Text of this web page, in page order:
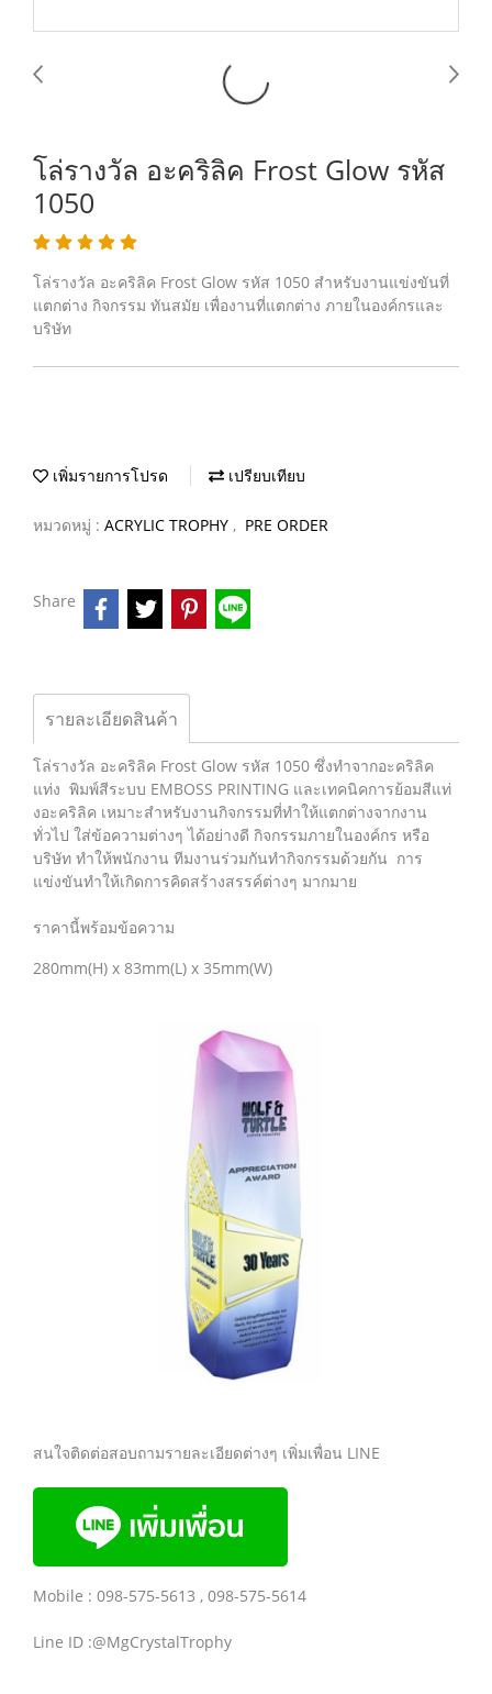
โล่รางวัล อะคริลิค Frost Glow รหัส
1050
โล่รางวัล อะคริลิค Frost Glow รหัส 1050 สำหรับงานแข่งขันที่
แตกต่าง กิจกรรม ทันสมัย เพื่องานที่แตกต่าง ภายในองค์กรและ
บริษัท
เพิ่มรายการโปรด เปรียบเทียบ
หมวดหมู่ : ACRYLIC TROPHY , PRE ORDER
Share
รายละเอียดสินค้า
โล่รางวัล อะคริลิค Frost Glow รหัส 1050 ซึ่งทำจากอะคริลิค
แท่ง พิมพ์สีระบบ EMBOSS PRINTING และเทคนิคการย้อมสีแท่
งอะคริลิค เหมาะสำหรับงานกิจกรรมที่ทำให้แตกต่างจากงาน
ทั่วไป ใส่ข้อความต่างๆ ได้อย่างดี กิจกรรมภายในองค์กร หรือ
บริษัท ทำให้พนักงาน ทีมงานร่วมกันทำกิจกรรมด้วยกัน การ
แข่งขันทำให้เกิดการคิดสร้างสรรค์ต่างๆ มากมาย
ราคานี้พร้อมข้อความ
280mm(H) x 83mm(L) x 35mm(W)
สนใจติดต่อสอบถามรายละเอียดต่างๆ เพิ่มเพื่อน LINE
Mobile : 098-575-5613 , 098-575-5614
Line ID :@MgCrystalTrophy